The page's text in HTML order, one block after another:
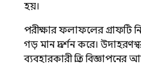
হয়।
পরীক্ষার ফলাফলের গ্রাফটি
গড় মান প্রদর্শন করে।
ব্যবহারকারী প্রতি